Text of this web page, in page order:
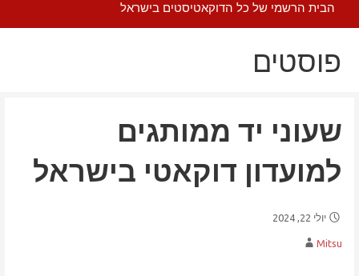
הבית הרשמי של כל הדוקאטיסטים בישראל
פוסטים
שעוני יד ממותגים
למועדון דוקאטי בישראל
יולי 22, 2024
Mitsu